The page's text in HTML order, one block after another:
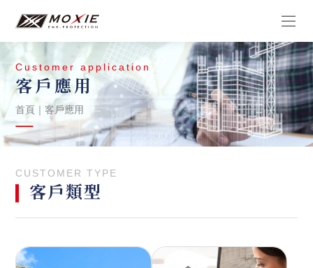
Customer application
客戶應用
首頁 ｜客戶應用
CUSTOMER TYPE
客戶類型